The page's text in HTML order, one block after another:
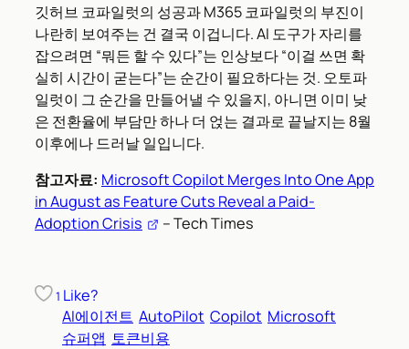
깃허브 코파일럿의 성공과 M365 코파일럿의 부진이
나란히 보여주는 건 결국 이겁니다. AI 도구가 자리를
잡으려면 “뭐든 할 수 있다”는 인상보다 “이걸 쓰면 확
실히 시간이 굳는다”는 순간이 필요하다는 것. 오토파
일럿이 그 순간을 만들어낼 수 있을지, 아니면 이미 낮
은 전환율에 부담만 하나 더 얹는 결과로 끝날지는 8월
이후에나 드러날 일입니다.
참고자료: Microsoft Copilot Merges Into One App
in August as Feature Cuts Reveal a Paid-
Adoption Crisis
– Tech Times
1 Like?
AI에이전트 AutoPilot Copilot Microsoft
슈퍼앱 토큰비용